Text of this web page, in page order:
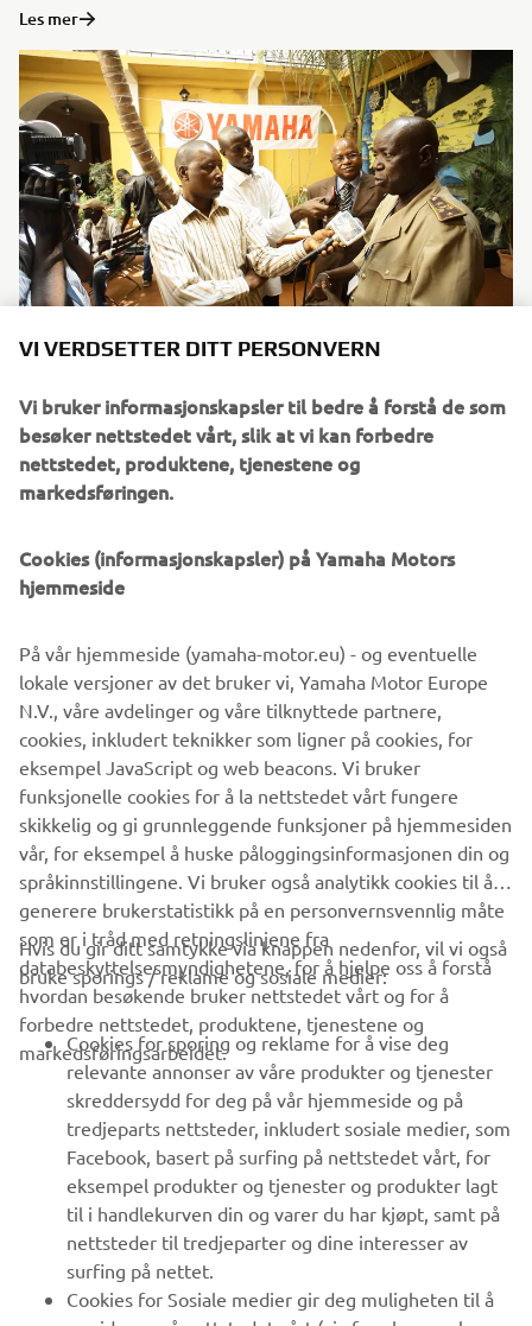
Les mer
Episode 01 – Klart vannprosjekt
Dette er en beretning om hvordan et Yamaha-
vannfiltreringssystem ble satt opp i en liten landsby i Vest-
Afrika. Da vi besøkte vannpumpestasjonen som
landsbyboerne nå styrer og betjener på egen hånd, slår
Les mer
©Yamaha Motor Europe N.V. / Yamaha Motor Co., Ltd.
Informasjonen og/eller bildene på disse nettsidene kan
aldri brukes til kommersielle eller ikke-kommersielle
formål uten eksplisitt skriftlig samtykke fra Yamaha Motor
Europe N.V. og/eller Yamaha Motor Co., Ltd.
Kjør alltid på en trygg måte og følg lokale lover og regler.
VIRKSOMHET
UTFORSK YAMAHA
FAQ & SUPPORT
VI VERDSETTER DITT PERSONVERN
Vi bruker informasjonskapsler til bedre å forstå de som
besøker nettstedet vårt, slik at vi kan forbedre
nettstedet, produktene, tjenestene og
markedsføringen.
Cookies (informasjonskapsler) på Yamaha Motors
hjemmeside
På vår hjemmeside (yamaha-motor.eu) - og eventuelle
lokale versjoner av det bruker vi, Yamaha Motor Europe
N.V., våre avdelinger og våre tilknyttede partnere,
cookies, inkludert teknikker som ligner på cookies, for
eksempel JavaScript og web beacons. Vi bruker
funksjonelle cookies for å la nettstedet vårt fungere
skikkelig og gi grunnleggende funksjoner på hjemmesiden
vår, for eksempel å huske påloggingsinformasjonen din og
språkinnstillingene. Vi bruker også analytikk cookies til å
generere brukerstatistikk på en personvernsvennlig måte
som er i tråd med retningslinjene fra
databeskyttelsesmyndighetene, for å hjelpe oss å forstå
hvordan besøkende bruker nettstedet vårt og for å
forbedre nettstedet, produktene, tjenestene og
markedsføringsarbeidet.
Hvis du gir ditt samtykke via knappen nedenfor, vil vi også
bruke sporings / reklame og sosiale medier:
Cookies for sporing og reklame for å vise deg
relevante annonser av våre produkter og tjenester
skreddersydd for deg på vår hjemmeside og på
tredjeparts nettsteder, inkludert sosiale medier, som
Facebook, basert på surfing på nettstedet vårt, for
eksempel produkter og tjenester og produkter lagt
til i handlekurven din og varer du har kjøpt, samt på
nettsteder til tredjeparter og dine interesser av
surfing på nettet.
Cookies for Sosiale medier gir deg muligheten til å